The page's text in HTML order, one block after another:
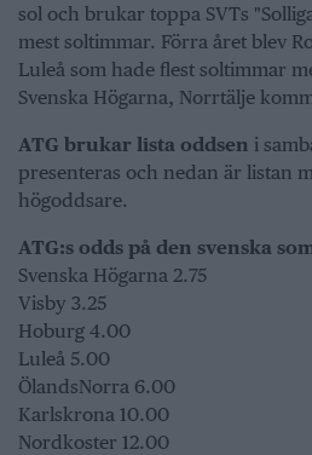
sol och brukar toppa SVTs
mest soltimmar. Förra året blev
Luleå som hade flest soltimmar
Svenska Högarna, Norrtälje
ATG brukar lista oddsen i
presenteras och nedan är listan
högoddsare.
ATG:s odds på den svenska
Svenska Högarna 2.75
Visby 3.25
Hoburg 4.00
Luleå 5.00
ÖlandsNorra 6.00
Karlskrona 10.00
Nordkoster 12.00